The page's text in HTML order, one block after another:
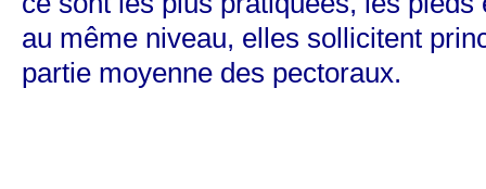
au même niveau, elles sollicitent
partie moyenne des pectoraux.